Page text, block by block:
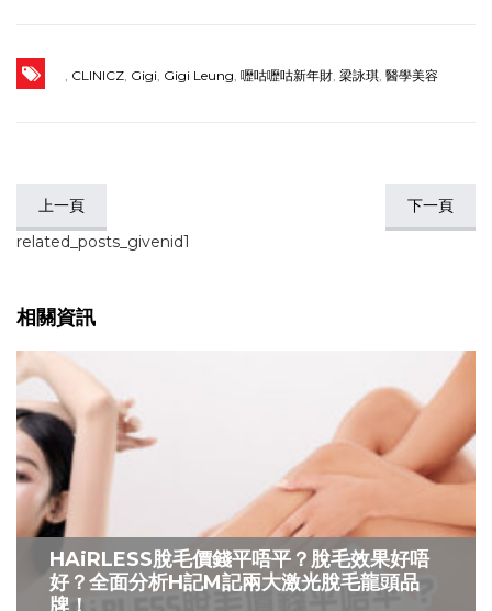
, CLINICZ, Gigi, Gigi Leung, 嚦咕嚦咕新年財, 梁詠琪, 醫學美容
上一頁
下一頁
related_posts_givenid1
相關資訊
HAiRLESS脫毛價錢平唔平？脫毛效果好唔
好？全面分析H記M記兩大激光脫毛龍頭品
牌！